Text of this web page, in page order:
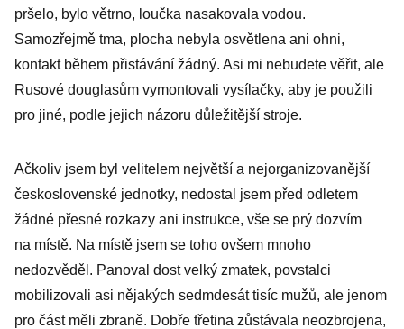
pršelo, bylo větrno, loučka nasakovala vodou.
Samozřejmě tma, plocha nebyla osvětlena ani ohni,
kontakt během přistávání žádný. Asi mi nebudete věřit, ale
Rusové douglasům vymontovali vysílačky, aby je použili
pro jiné, podle jejich názoru důležitější stroje.
Ačkoliv jsem byl velitelem největší a nejorganizovanější
československé jednotky, nedostal jsem před odletem
žádné přesné rozkazy ani instrukce, vše se prý dozvím
na místě. Na místě jsem se toho ovšem mnoho
nedozvěděl. Panoval dost velký zmatek, povstalci
mobilizovali asi nějakých sedmdesát tisíc mužů, ale jenom
pro část měli zbraně. Dobře třetina zůstávala neozbrojena,